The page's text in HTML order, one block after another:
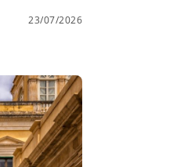
23/07/2026